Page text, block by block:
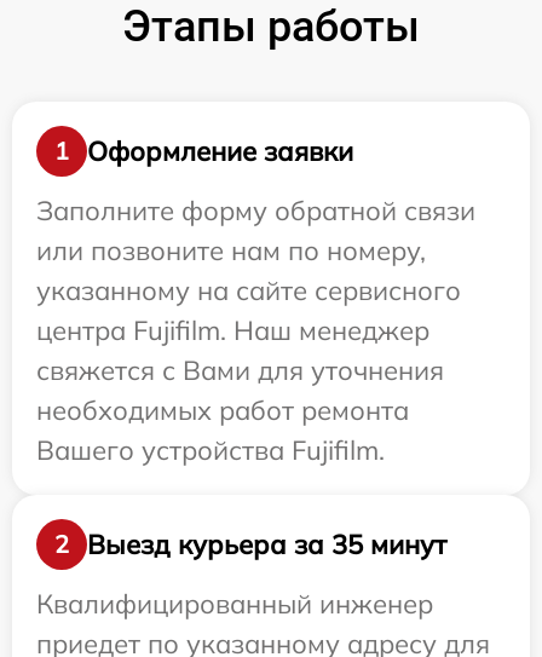
Этапы работы
1
Оформление заявки
Заполните форму обратной связи
или позвоните нам по номеру,
указанному на сайте сервисного
центра Fujifilm. Наш менеджер
свяжется с Вами для уточнения
необходимых работ ремонта
Вашего устройства Fujifilm.
2
Выезд курьера за 35 минут
Квалифицированный инженер
приедет по указанному адресу для